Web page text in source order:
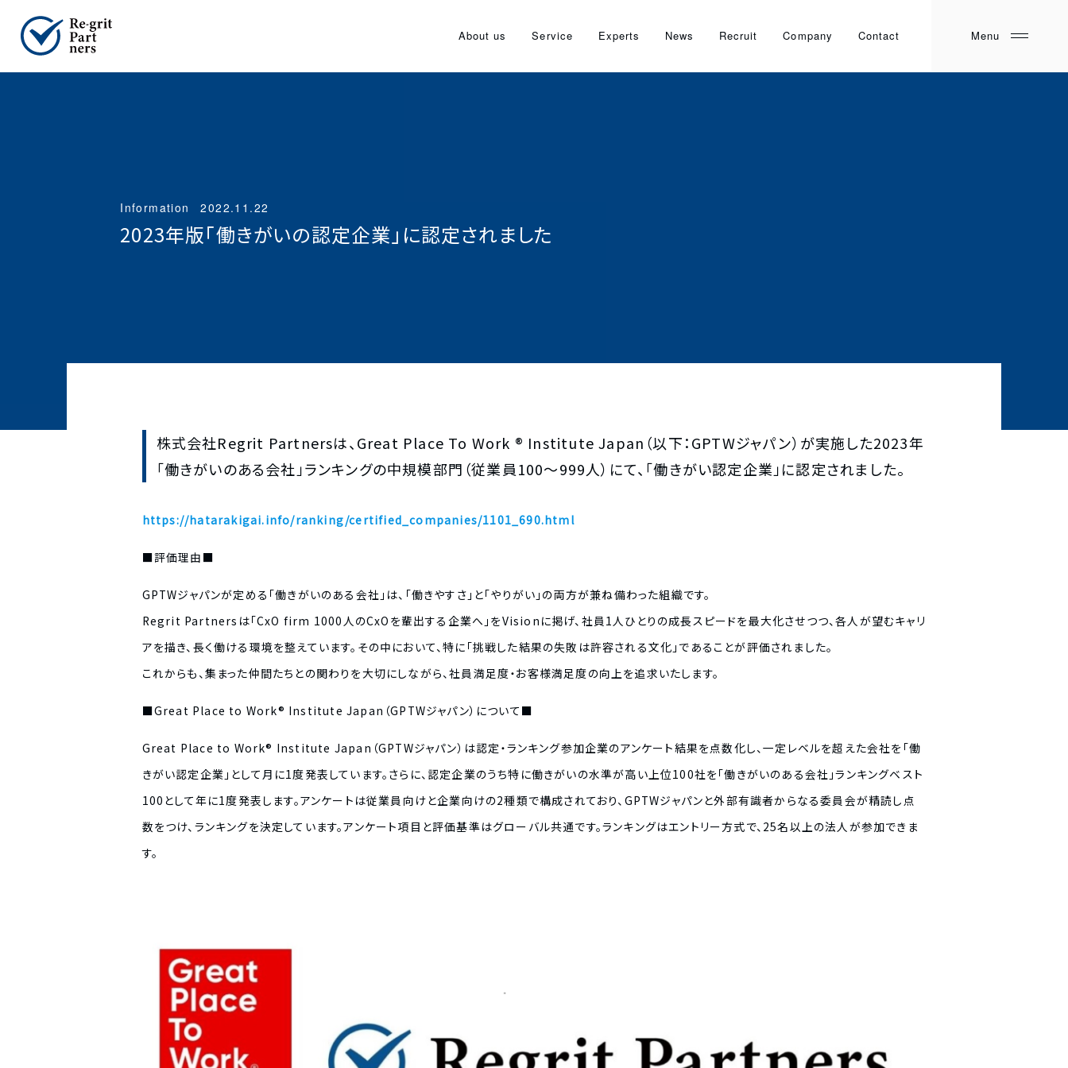
About us Service Experts News Recruit Company Contact
Information 2022.11.22
2023年版「働きがいの認定企業」に認定されました
株式会社Regrit Partnersは、Great Place To Work ® Institute Japan（以下：GPTWジャパン）が実施した2023年
「働きがいのある会社」ランキングの中規模部門（従業員100～999人）にて、「働きがい認定企業」に認定されました。
https://hatarakigai.info/ranking/certified_companies/1101_690.html
■評価理由■
GPTWジャパンが定める「働きがいのある会社」は、「働きやすさ」と「やりがい」の両方が兼ね備わった組織です。
Regrit Partnersは「CxO firm 1000人のCxOを輩出する企業へ」をVisionに掲げ、社員1人ひとりの成長スピードを最大化させつつ、各人が望むキャリ
アを描き、長く働ける環境を整えています。その中において、特に「挑戦した結果の失敗は許容される文化」であることが評価されました。
これからも、集まった仲間たちとの関わりを大切にしながら、社員満足度・お客様満足度の向上を追求いたします。
■Great Place to Work® Institute Japan（GPTWジャパン）について■
Great Place to Work® Institute Japan（GPTWジャパン）は認定・ランキング参加企業のアンケート結果を点数化し、一定レベルを超えた会社を「働
きがい認定企業」として月に1度発表しています。さらに、認定企業のうち特に働きがいの水準が高い上位100社を「働きがいのある会社」ランキングベスト
100として年に1度発表します。アンケートは従業員向けと企業向けの2種類で構成されており、GPTWジャパンと外部有識者からなる委員会が精読し点
数をつけ、ランキングを決定しています。アンケート項目と評価基準はグローバル共通です。ランキングはエントリー方式で、25名以上の法人が参加できま
す。